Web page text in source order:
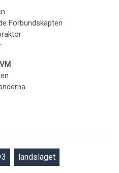
Förbundskapten
landslaget